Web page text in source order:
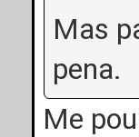
Mas
pena.
Me